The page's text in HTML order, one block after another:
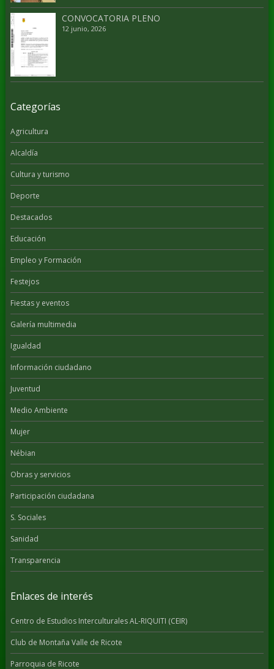
CONVOCATORIA PLENO
12 junio, 2026
Categorías
Agricultura
Alcaldía
Cultura y turismo
Deporte
Destacados
Educación
Empleo y Formación
Festejos
Fiestas y eventos
Galería multimedia
Igualdad
Información ciudadano
Juventud
Medio Ambiente
Mujer
Nébian
Obras y servicios
Participación ciudadana
S. Sociales
Sanidad
Transparencia
Enlaces de interés
Centro de Estudios Interculturales AL-RIQUITI (CEIR)
Club de Montaña Valle de Ricote
Parroquia de Ricote